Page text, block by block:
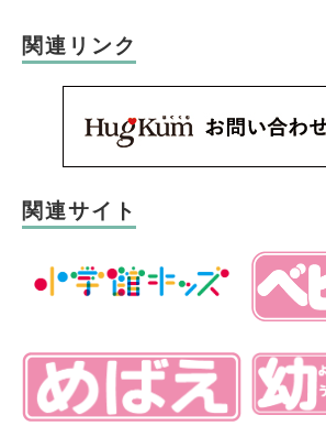
関連リンク
関連サイト